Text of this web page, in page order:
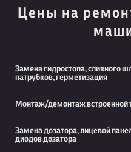
Цены на
Замена гидростопа, сливного
патрубков, герметизация
Монтаж/демонтаж встроенной
Замена дозатора, лицевой
диодов дозатора